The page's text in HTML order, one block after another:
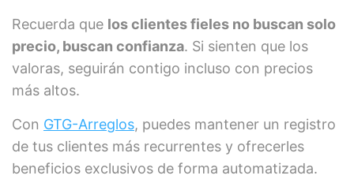
Recuerda que los clientes fieles no buscan solo
precio, buscan confianza. Si sienten que los
valoras, seguirán contigo incluso con precios
más altos.
Con GTG-Arreglos, puedes mantener un registro
de tus clientes más recurrentes y ofrecerles
beneficios exclusivos de forma automatizada.